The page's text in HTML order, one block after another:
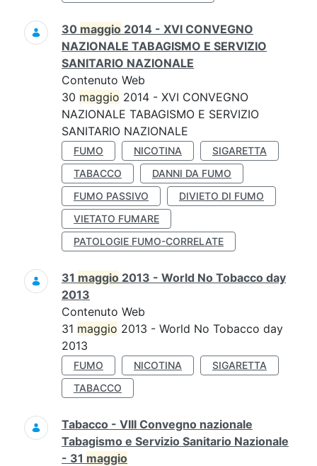
30 maggio 2014 - XVI CONVEGNO
NAZIONALE TABAGISMO E SERVIZIO
SANITARIO NAZIONALE
Contenuto Web
30 maggio 2014 - XVI CONVEGNO
NAZIONALE TABAGISMO E SERVIZIO
SANITARIO NAZIONALE
FUMO NICOTINA
SIGARETTA
TABACCO
DANNI DA FUMO
FUMO PASSIVO
DIVIETO DI FUMO
VIETATO FUMARE
PATOLOGIE FUMO-CORRELATE
31 maggio 2013 - World No Tobacco day
2013
Contenuto Web
31 maggio 2013 - World No Tobacco day
2013
FUMO NICOTINA
SIGARETTA
TABACCO
Tabacco - VIII Convegno nazionale
Tabagismo e Servizio Sanitario Nazionale
- 31 maggio